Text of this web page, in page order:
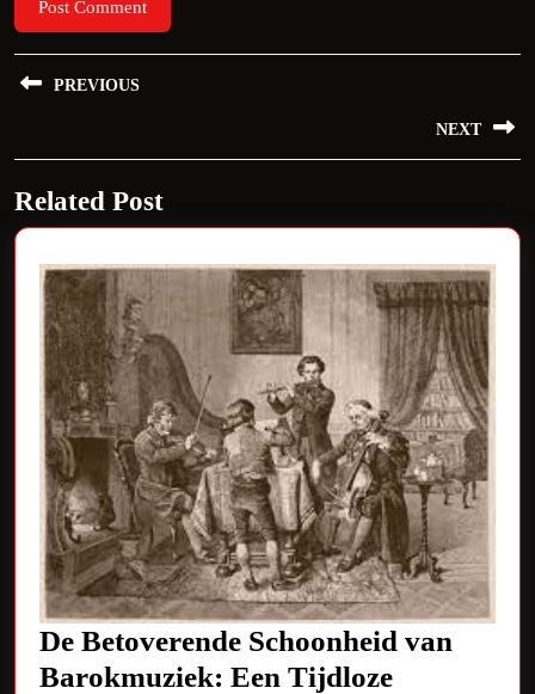
Bericht
PREVIOUS
post:
NEXT
Next
post:
Related Post
De Betoverende Schoonheid van
Barokmuziek: Een Tijdloze